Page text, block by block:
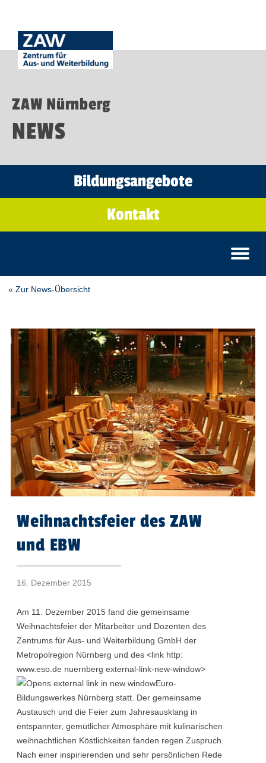
ZAW Nürnberg
NEWS
Bildungsangebote
Kontakt
« Zur News-Übersicht
Weihnachtsfeier des ZAW
und EBW
16. Dezember 2015
Am 11. Dezember 2015 fand die gemeinsame
Weihnachtsfeier der Mitarbeiter und Dozenten des
Zentrums für Aus- und Weiterbildung GmbH der
Metropolregion Nürnberg und des <link http:
www.eso.de nuernberg external-link-new-window>
Euro-
Bildungswerkes Nürnberg statt. Der gemeinsame
Austausch und die Feier zum Jahresausklang in
entspannter, gemütlicher Atmosphäre mit kulinarischen
weihnachtlichen Köstlichkeiten fanden regen Zuspruch.
Nach einer inspirierenden und sehr persönlichen Rede